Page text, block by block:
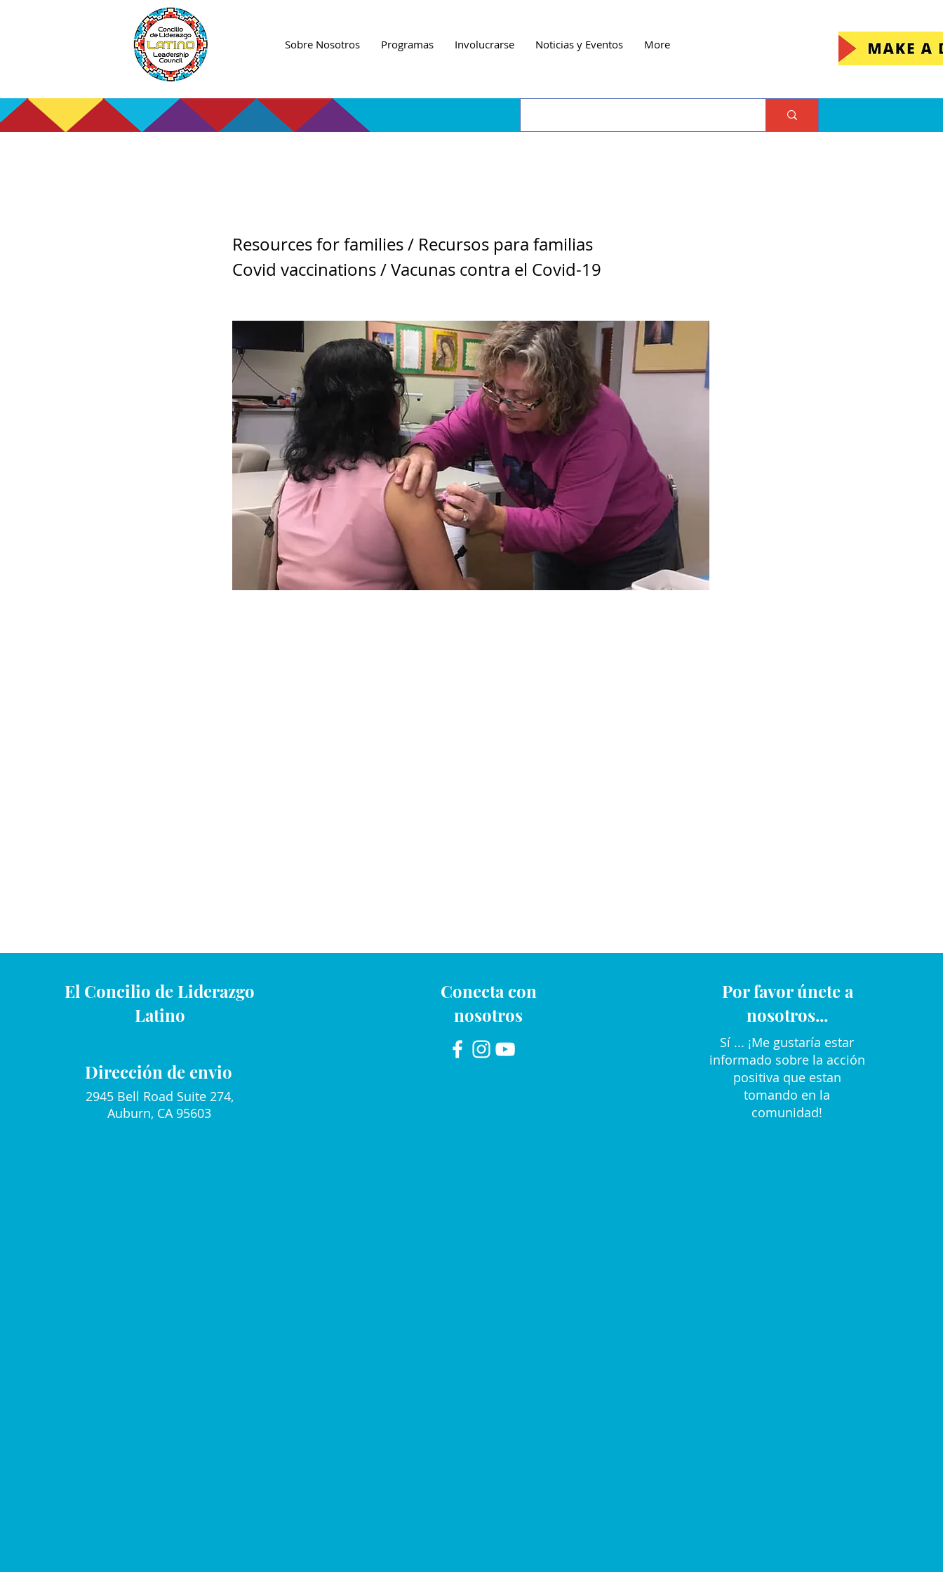
Sobre Nosotros Programas Involucrarse Noticias y Eventos More
Resources for families / Recursos para familias
Covid vaccinations / Vacunas contra el Covid-19
El Concilio de Liderazgo
Latino
Dirección de envio
2945 Bell Road Suite 274,
Auburn, CA 95603
Conecta con
nosotros
Por favor únete a
nosotros...
Sí ... ¡Me gustaría estar
informado sobre la acción
positiva que estan
tomando en la
comunidad!